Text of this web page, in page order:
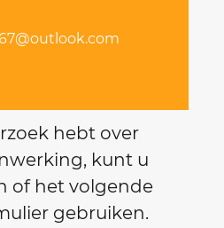
hebt over
kunt u
of het volgende
gebruiken.